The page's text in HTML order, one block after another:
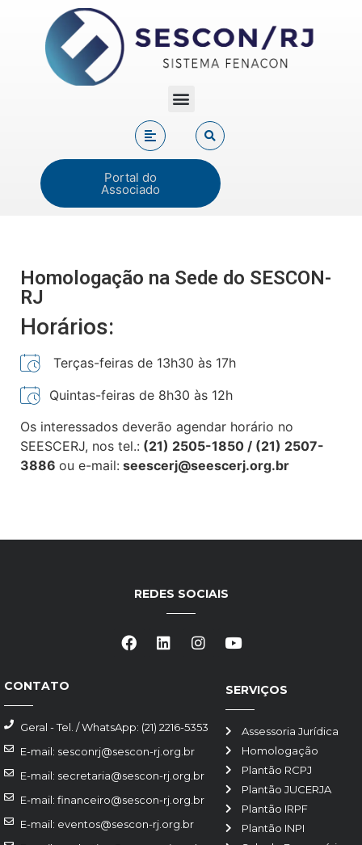
Portal do
Associado
Homologação na Sede do SESCON-
RJ
Horários:
Terças-feiras de 13h30 às 17h
Quintas-feiras de 8h30 às 12h
Os interessados deverão agendar horário no
SEESCERJ, nos tel.: (21) 2505-1850 / (21) 2507-
3886 ou e-mail: seescerj@seescerj.org.br
SERVIÇOS
Assessoria Jurídica
Homologação
Plantão RCPJ
Plantão JUCERJA
Plantão IRPF
Plantão INPI
CONTATO
Geral - Tel. / WhatsApp: (21) 2216-5353
E-mail: sesconrj@sescon-rj.org.br
E-mail: secretaria@sescon-rj.org.br
E-mail: financeiro@sescon-rj.org.br
E-mail: eventos@sescon-rj.org.br
REDES SOCIAIS